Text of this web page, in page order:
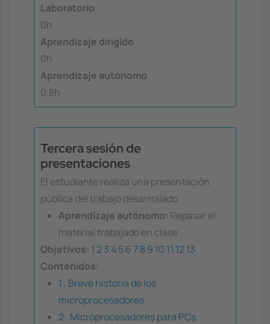
Laboratorio
0h
Aprendizaje dirigido
0h
Aprendizaje autónomo
0.8h
Tercera sesión de
presentaciones
El estudiante realiza una presentación
pública del trabajo desarrollado
Aprendizaje autónomo: Repasar el
material trabajado en clase
Objetivos: 1 23 456 7 8 9 10 11 1213
Contenidos:
1 . Breve historia de los
microprocesadores
2 . Microprocesadores para PCs